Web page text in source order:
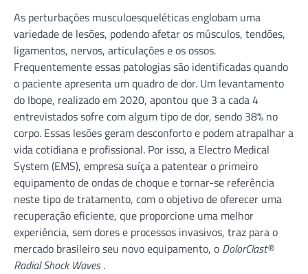
As perturbações musculoesqueléticas englobam uma
variedade de lesões, podendo afetar os músculos, tendões,
ligamentos, nervos, articulações e os ossos.
Frequentemente essas patologias são identificadas quando
o paciente apresenta um quadro de dor. Um levantamento
do Ibope, realizado em 2020, apontou que 3 a cada 4
entrevistados sofre com algum tipo de dor, sendo 38% no
corpo. Essas lesões geram desconforto e podem atrapalhar a
vida cotidiana e profissional. Por isso, a Electro Medical
System (EMS), empresa suíça a patentear o primeiro
equipamento de ondas de choque e tornar-se referência
neste tipo de tratamento, com o objetivo de oferecer uma
recuperação eficiente, que proporcione uma melhor
experiência, sem dores e processos invasivos, traz para o
mercado brasileiro seu novo equipamento, o DolorClast®
Radial Shock Waves.